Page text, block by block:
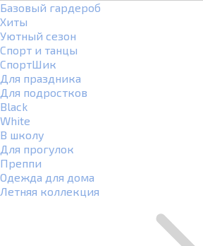
Базовый гардероб
Хиты
Уютный сезон
Спорт и танцы
СпортШик
Для праздника
Для подростков
Black
White
В школу
Для прогулок
Преппи
Одежда для дома
Летняя коллекция